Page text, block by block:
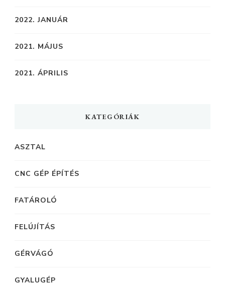
2022. JANUÁR
2021. MÁJUS
2021. ÁPRILIS
KATEGÓRIÁK
ASZTAL
CNC GÉP ÉPÍTÉS
FATÁROLÓ
FELÚJÍTÁS
GÉRVÁGÓ
GYALUGÉP